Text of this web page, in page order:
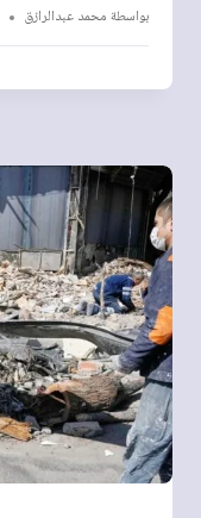
بواسطةمحمد عبدالرازق